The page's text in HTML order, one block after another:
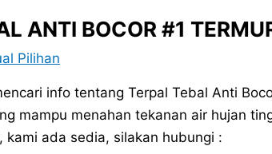
ANTI BOCOR #1
Pilihan
info tentang Terpal Tebal Anti
mampu menahan tekanan air hujan
kami ada sedia, silakan hubungi :